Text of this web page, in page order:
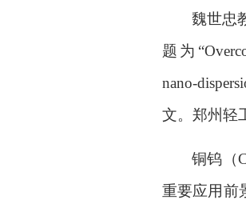
魏世忠
题为
nano-
文。郑州轻
铜钨（
重要应用前